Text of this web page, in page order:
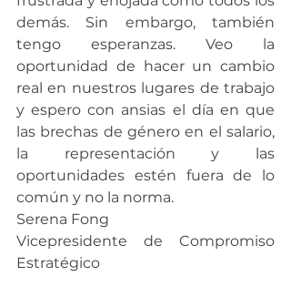
demás. Sin embargo, también
tengo esperanzas. Veo la
oportunidad de hacer un cambio
real en nuestros lugares de trabajo
y espero con ansias el día en que
las brechas de género en el salario,
la representación y las
oportunidades estén fuera de lo
común y no la norma.
Serena Fong
Vicepresidente de Compromiso
Estratégico